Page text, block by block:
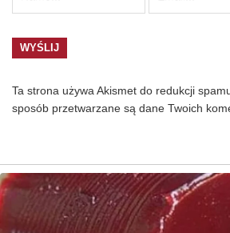
Ta strona używa Akismet do redukcji
sposób przetwarzane są dane Twoich